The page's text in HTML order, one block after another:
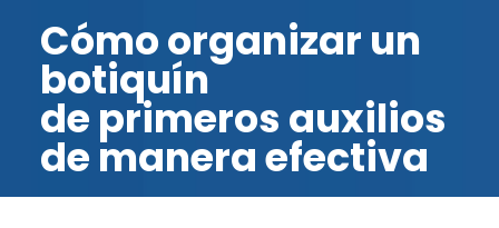
Cómo organizar un
botiquín
de primeros auxilios
de manera efectiva